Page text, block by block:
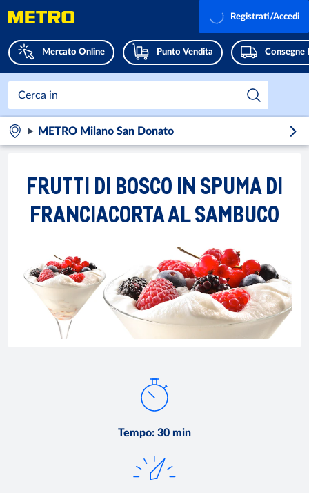
Mercato Online Punto Vendita Consegne
Registrati/Accedi
METRO Milano San Donato
FRUTTI DI BOSCO IN SPUMA DI
FRANCIACORTA AL SAMBUCO
Tempo: 30 min